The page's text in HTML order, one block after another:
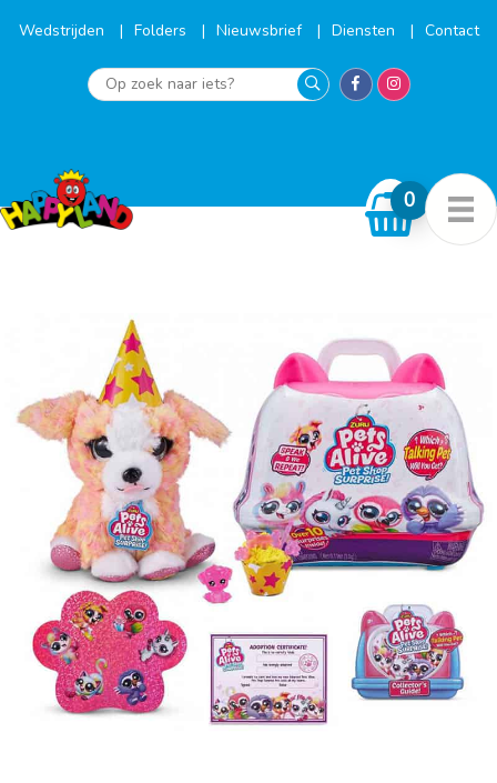
naarWedstrijden Folders Nieuwsbrief Diensten Contact
Op